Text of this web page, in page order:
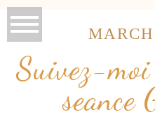
Suivez-
seance